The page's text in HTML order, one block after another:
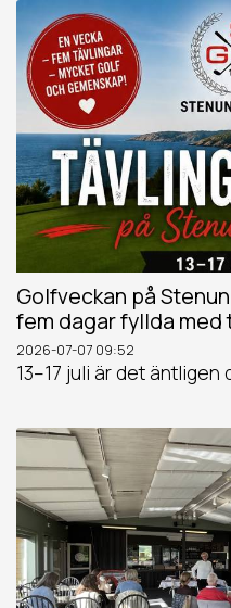
Golfveckan på
fem dagar fyllda med
2026-07-07 09:52
13–17 juli är det